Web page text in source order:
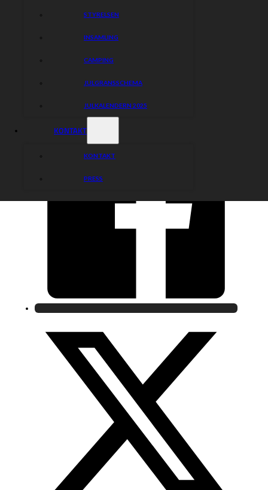
STYRELSEN
INSAMLING
CAMPING
JULGRANSSCHEMA
JULKALENDERN 2025
KONTAKT
KONTAKT
PRESS
vänta med att köpa årskort och teckna samarbetsavtal.
Styrelsen Piraterna Speedway